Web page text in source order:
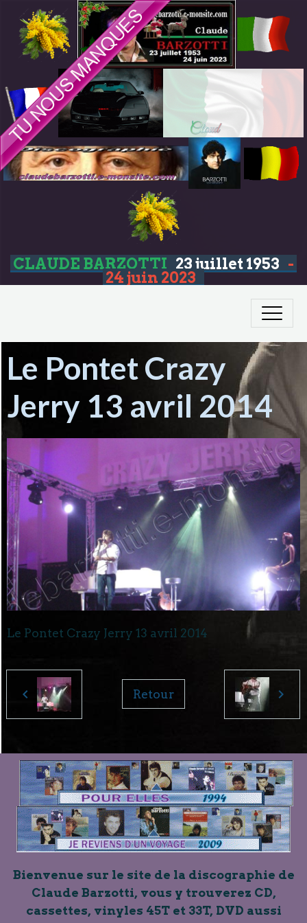
CLAUDE BARZOTTI 23 juillet 1953 -
24 juin 2023
Le Pontet Crazy
Jerry 13 avril 2014
Le Pontet Crazy Jerry 13 avril 2014
Retour
Bienvenue sur le site de la discographie de
Claude Barzotti, vous y trouverez CD,
cassettes, vinyles 45T et 33T, DVD aussi